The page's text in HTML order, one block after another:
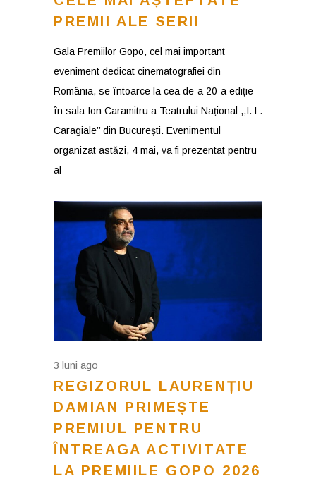
PREMII ALE SERII
Gala Premiilor Gopo, cel mai important
eveniment dedicat cinematografiei din
România, se întoarce la cea de-a 20-a ediție
în sala Ion Caramitru a Teatrului Național ,,I. L.
Caragiale’’ din București. Evenimentul
organizat astăzi, 4 mai, va fi prezentat pentru
al
3 luni ago
REGIZORUL LAURENȚIU
DAMIAN PRIMEȘTE
PREMIUL PENTRU
ÎNTREAGA ACTIVITATE
LA PREMIILE GOPO 2026